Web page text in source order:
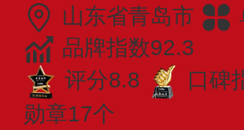
山东省青岛市
品牌指数92.3
评分8.8
口碑
勋章17个